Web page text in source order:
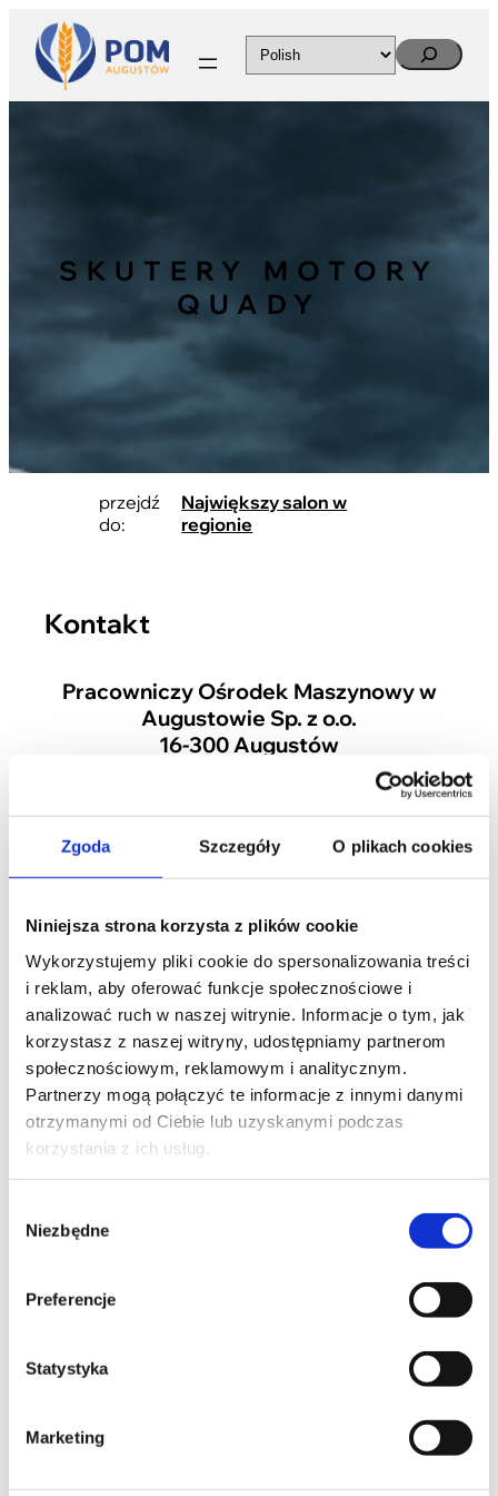
Zgoda Szczegóły O plikach cookies
Niniejsza strona korzysta z plików cookie
Wykorzystujemy pliki cookie do spersonalizowania treści
i reklam, aby oferować funkcje społecznościowe i
analizować ruch w naszej witrynie. Informacje o tym, jak
korzystasz z naszej witryny, udostępniamy partnerom
społecznościowym, reklamowym i analitycznym.
Partnerzy mogą połączyć te informacje z innymi danymi
otrzymanymi od Ciebie lub uzyskanymi podczas
korzystania z ich usług.
zgody
Niezbędne
Preferencje
Statystyka
Marketing
Search
SKUTERY MOTORY
QUADY
przejdź
do:
Największy salon w
regionie
Kontakt
Pracowniczy Ośrodek Maszynowy w
Augustowie Sp. z o.o.
16-300 Augustów
+48 87 643 34 76
+48 87 643 34 77
+48 87 643 34 78
biuro@pom.com.pl
fax +48 87 643 20 63
NIP
846-13-81-642
REGON
790328177
PEKAO SA
69 1240 5211 1111 0000 4925 8280
Alior Bank S.A.
07 2490 0005 0000 4530 3196 2717
Sąd Rejonowy w Białymstoku
Wydział Gospodarczy Krajowego Rejestru Sądowego